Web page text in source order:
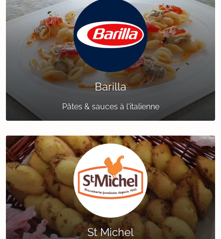
Barilla
Pâtes & sauces à l'italienne
St Michel